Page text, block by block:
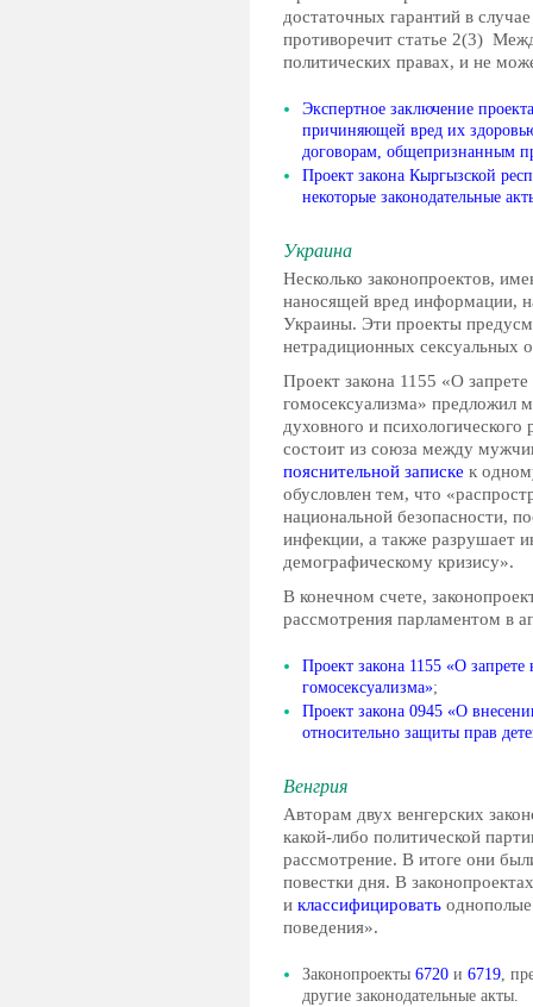
достаточных гарантий в
противоречит статье 2(3)
политических правах, и не
Экспертное заключение
причиняющей вред их
договорам, общепризнанным
Проект закона Кыргызской
некоторые законодательные
Украина
Несколько законопроектов,
наносящей вред информации,
Украины. Эти проекты
нетрадиционных сексуальных
Проект закона 1155 «О
гомосексуализма» предложил
духовного и
состоит из союза между
пояснительной записке к
обусловлен тем, что
национальной безопасности,
инфекции, а также разрушает
демографическому кризису».
В конечном счете,
рассмотрения парламентом в
Проект закона 1155 «О
гомосексуализма»;
Проект закона 0945 «О
относительно защиты прав
Венгрия
Авторам двух венгерских
какой-либо политической
рассмотрение. В итоге они
повестки дня. В
и классифицировать однополые
поведения».
Законопроекты 6720 и 6719,
другие законодательные акты.